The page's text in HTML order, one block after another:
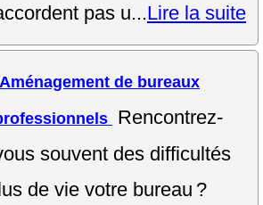
pas u...Lire la suite
Aménagement de bureaux
Rencontrez-
souvent des difficultés
de vie votre bureau ?